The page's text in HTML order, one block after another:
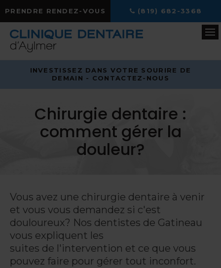
PRENDRE RENDEZ-VOUS (819) 682-3368
INVESTISSEZ DANS VOTRE SOURIRE DE
DEMAIN - CONTACTEZ-NOUS
Chirurgie dentaire :
comment gérer la
douleur?
Vous avez une chirurgie dentaire à venir
et vous vous demandez si c'est
douloureux? Nos dentistes de Gatineau
vous expliquent les
suites de l'intervention et ce que vous
pouvez faire pour gérer tout inconfort.